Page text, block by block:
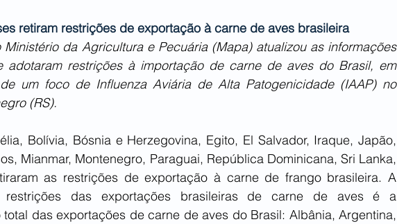
retiram restrições de exportação à carne de aves brasileira
da Agricultura e Pecuária (Mapa) atualizou as informações
adotaram restrições à importação de carne de aves do Brasil, em
um foco de Influenza Aviária de Alta Patogenicidade (IAAP) no
(RS).
Bolívia, Bósnia e Herzegovina, Egito, El Salvador, Iraque, Japão,
Mianmar, Montenegro, Paraguai, República Dominicana, Sri Lanka,
as restrições de exportação à carne de frango brasileira. A
restrições das exportações brasileiras de carne de aves é a
total das exportações de carne de aves do Brasil: Albânia, Argentina,